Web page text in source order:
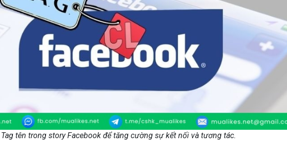
Tag tên trong story Facebook để tăng cường sự kết nối và tương tác.